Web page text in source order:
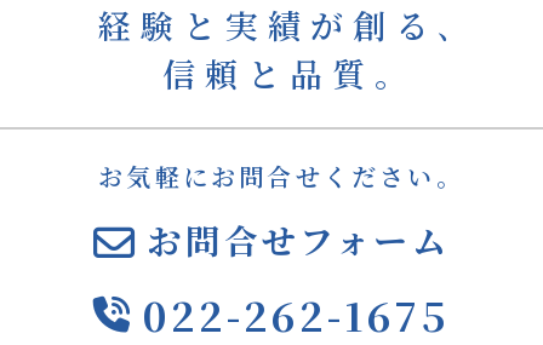
経験と実績が創る､
信頼と品質｡
お気軽にお問合せください。
お問合せフォーム
022-262-1675